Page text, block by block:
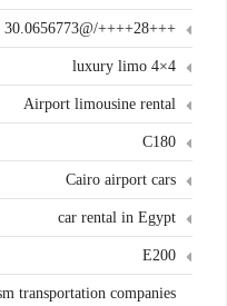
+++28++++/@30.0656773
4×4 luxury limo
Airport limousine rental
C180
Cairo airport cars
car rental in Egypt
E200